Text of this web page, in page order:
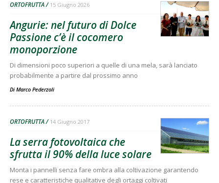
ORTOFRUTTA 15 Giugno 2026
Angurie: nel futuro di Dolce
Passione c’è il cocomero
monoporzione
Di dimensioni poco superiori a quelle di una mela, sarà lanciato
probabilmente a partire dal prossimo anno
Di Marco Pederzoli
ORTOFRUTTA 14 Giugno 2017
La serra fotovoltaica che
sfrutta il 90% della luce solare
Monta i pannelli senza fare ombra alla coltivazione garantendo
rese e caratteristiche qualitative degli ortaggi coltivati